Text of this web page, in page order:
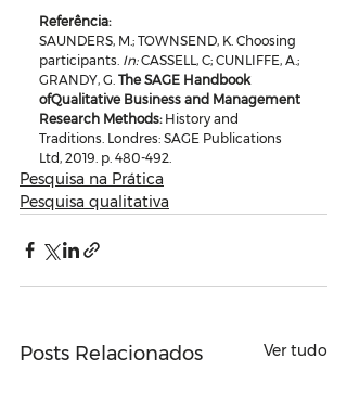
Referência:
SAUNDERS, M.; TOWNSEND, K. Choosing
participants. In: CASSELL, C; CUNLIFFE, A.;
GRANDY, G. The SAGE Handbook
ofQualitative Business and Management
Research Methods: History and
Traditions. Londres: SAGE Publications
Ltd, 2019. p. 480-492.
Pesquisa na Prática
Pesquisa qualitativa
Posts Relacionados Ver tudo